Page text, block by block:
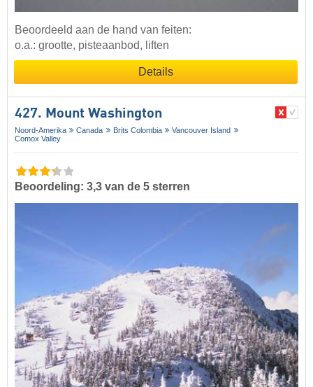
Beoordeeld aan de hand van feiten:
o.a.: grootte, pisteaanbod, liften
Details
427. Mount Washington
Noord-Amerika Canada Brits Colombia
Vancouver Island
Comox Valley
Beoordeling: 3,3 van de 5 sterren